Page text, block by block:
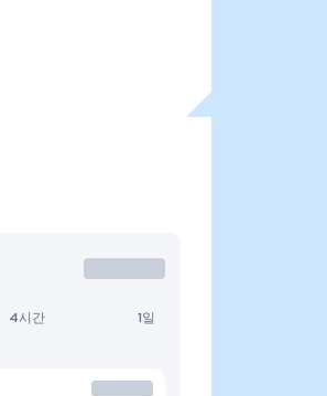
4시간 1일